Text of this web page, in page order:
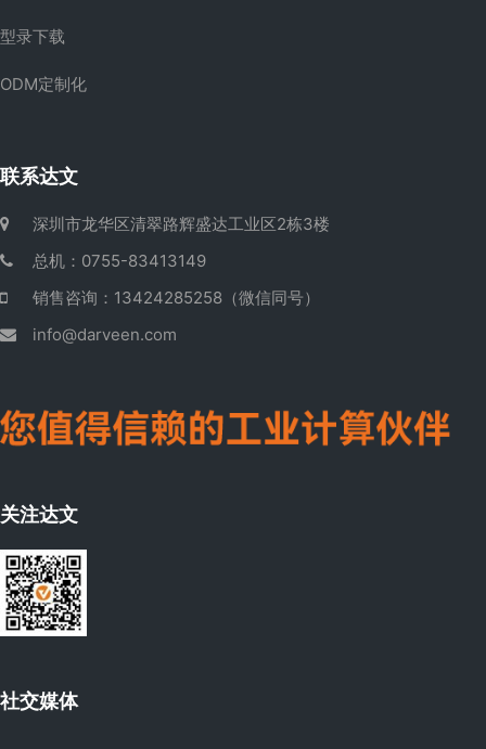
型录下载
ODM定制化
联系达文
深圳市龙华区清翠路辉盛达工业区2栋3楼
总机：0755-83413149
销售咨询：13424285258（微信同号）
info@darveen.com
关注达文
社交媒体